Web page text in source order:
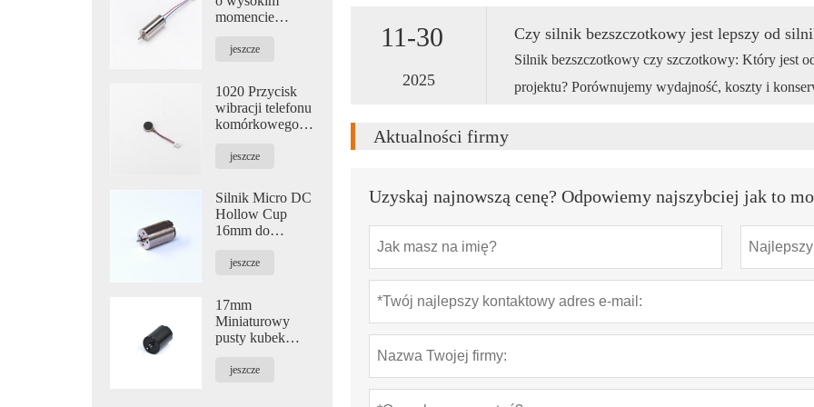
momencie
mm do
jeszcze
1020 Przycisk
wibracji telefonu
komórkowego
inteligentnego
oczu
jeszcze
Silnik Micro DC
Hollow Cup
16mm do
hafciarskich,
medycznego
jeszcze
17mm
Miniaturowy
pusty kubek
przyrządów
jeszcze
11-30
2025
Czy silnik bezszczotkowy jest lepszy od
Silnik bezszczotkowy czy szczotkowy: Który jest
projektu? Porównujemy wydajność, koszty i
Aktualności firmy
Uzyskaj najnowszą cenę? Odpowiemy najszybciej jak to